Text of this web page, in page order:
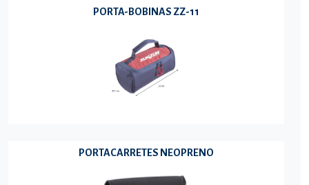
PORTA-BOBINAS ZZ-11
PORTACARRETES NEOPRENO